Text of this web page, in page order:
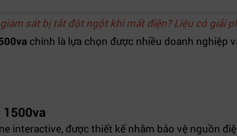
sát bị tắt đột ngột khi mất điện? Liệu có giải
chính là lựa chọn được nhiều doanh nghiệp
1500va
interactive, được thiết kế nhằm bảo vệ nguồn